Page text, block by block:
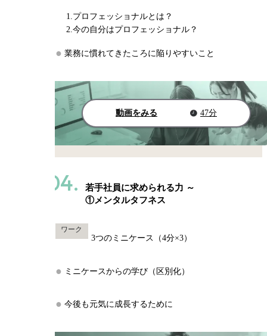
1.プロフェッショナルとは？
2.今の自分はプロフェッショナル？
業務に慣れてきたころに陥りやすいこと
動画をみる 47分
04.
若手社員に求められる力 ～
①メンタルタフネス
ワーク
3つのミニケース（4分×3）
ミニケースからの学び（区別化）
今後も元気に成長するために